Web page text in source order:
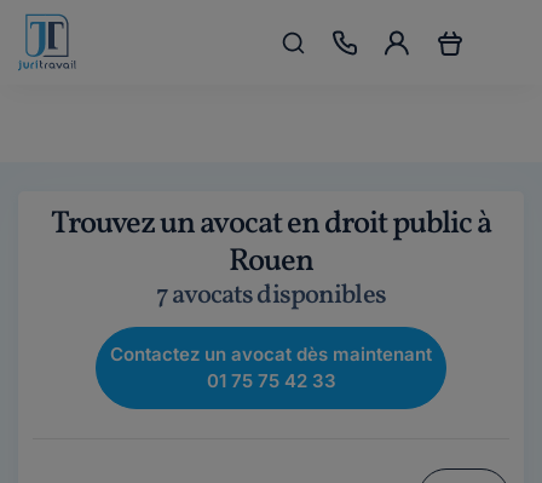
Trouvez un avocat en droit public à
Rouen
7 avocats disponibles
Contactez un avocat dès maintenant
01 75 75 42 33